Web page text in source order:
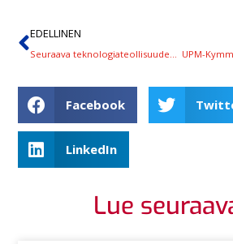
EDELLINEN
Facebook
LinkedIn
Lue